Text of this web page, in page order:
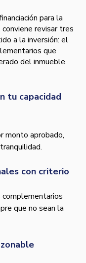
para la
conviene revisar tres
a la inversión: el
que
del inmueble.
tu capacidad
monto aprobado,
con criterio
complementarios
que no sean la